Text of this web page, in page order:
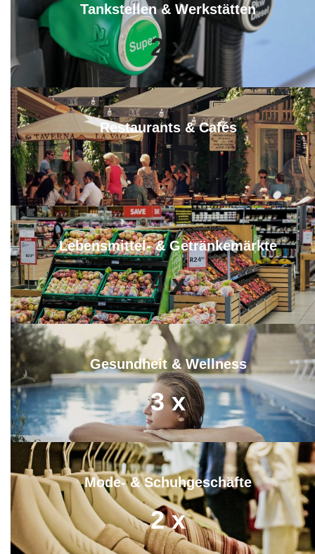
Tankstellen & Werkstätten
2 x
Restaurants & Cafés
4 x
Lebensmittel- & Getränkemärkte
4 x
Gesundheit & Wellness
3 x
Mode- & Schuhgeschäfte
2 x